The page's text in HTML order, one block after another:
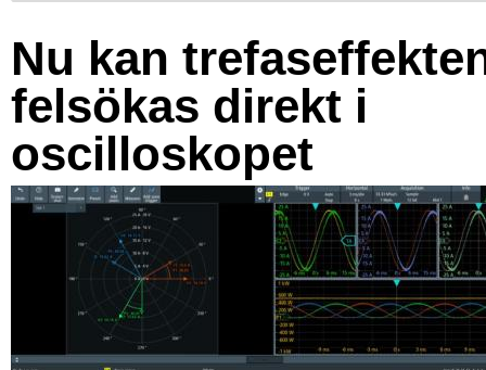
Nu kan
felsökas direkt i
oscilloskopet